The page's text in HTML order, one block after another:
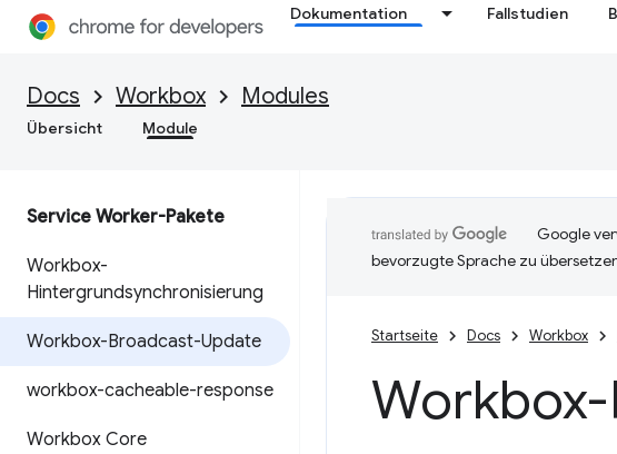
Dokumentation Fallstudien
Docs Workbox Modules
Übersicht Module
Service Worker-Pakete
Workbox-
Hintergrundsynchronisierung
Workbox-Broadcast-Update
workbox-cacheable-response
Workbox Core
Google
bevorzugte Sprache zu
Startseite Docs Workbox